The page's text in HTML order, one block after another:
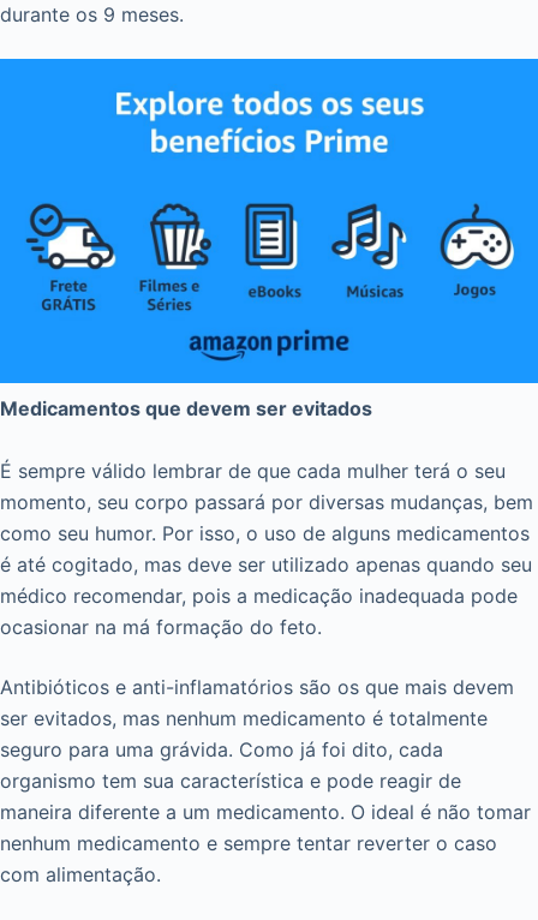
durante os 9 meses.
Medicamentos que devem ser evitados
É sempre válido lembrar de que cada mulher terá o seu
momento, seu corpo passará por diversas mudanças, bem
como seu humor. Por isso, o uso de alguns medicamentos
é até cogitado, mas deve ser utilizado apenas quando seu
médico recomendar, pois a medicação inadequada pode
ocasionar na má formação do feto.
Antibióticos e anti-inflamatórios são os que mais devem
ser evitados, mas nenhum medicamento é totalmente
seguro para uma grávida. Como já foi dito, cada
organismo tem sua característica e pode reagir de
maneira diferente a um medicamento. O ideal é não tomar
nenhum medicamento e sempre tentar reverter o caso
com alimentação.